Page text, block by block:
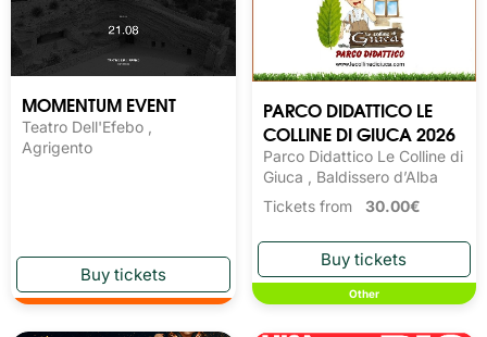
MOMENTUM EVENT
Teatro Dell'Efebo ,
Agrigento
PARCO DIDATTICO LE
COLLINE DI GIUCA 2026
Parco Didattico Le Colline di
Giuca , Baldissero d’Alba
Tickets from 30.00€
Other